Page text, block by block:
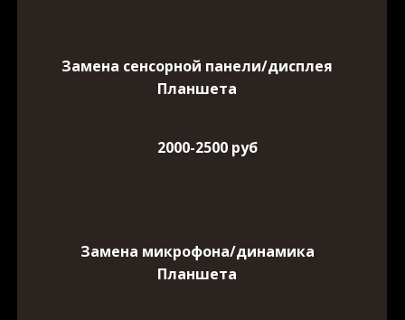
Замена сенсорной панели/дисплея
Планшета
2000-2500 руб
Замена микрофона/динамика
Планшета